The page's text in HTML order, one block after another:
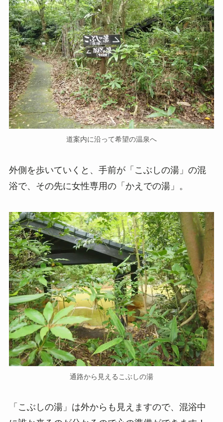
道案内に沿って希望の温泉へ
外側を歩いていくと、手前が「こぶしの湯」の混
浴で、その先に女性専用の「かえでの湯」。
通路から見えるこぶしの湯
「こぶしの湯」は外からも見えますので、混浴中